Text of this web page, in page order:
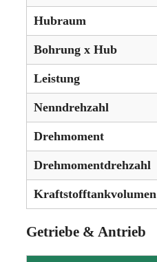
Hubraum
Bohrung x Hub
Leistung
Nenndrehzahl
Drehmoment
Drehmomentdrehzahl
Kraftstofftankvolumen
Getriebe & Antrieb